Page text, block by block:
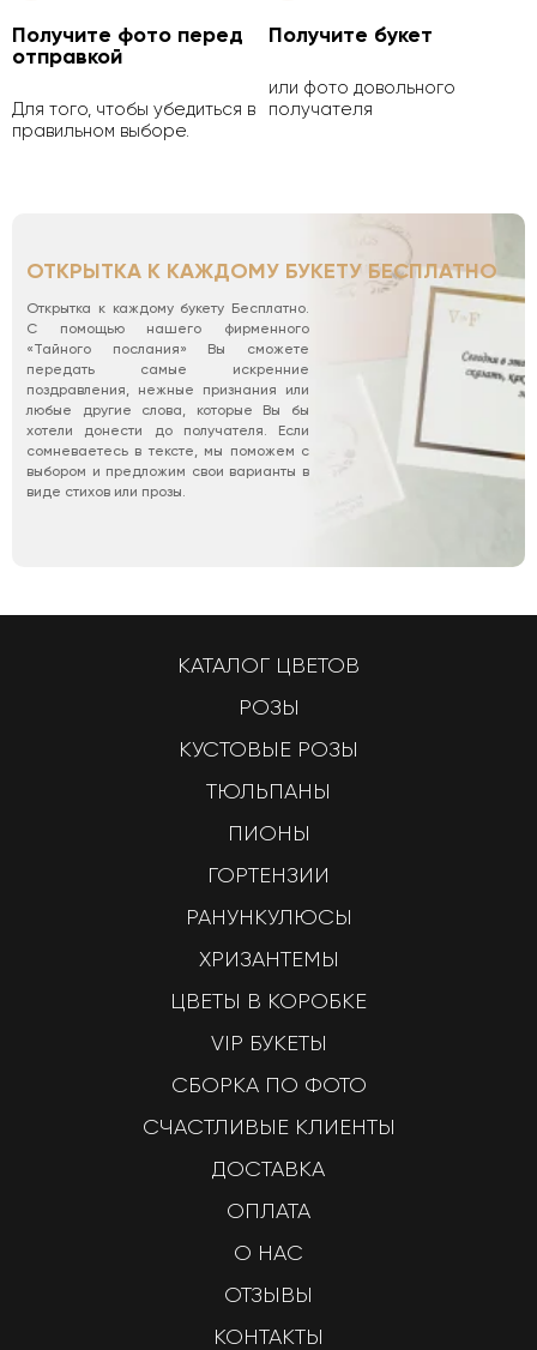
Получите фото перед
отправкой
Для того, чтобы убедиться в
правильном выборе.
Получите букет
или фото довольного
получателя
ОТКРЫТКА К КАЖДОМУ БУКЕТУ БЕСПЛАТНО
Открытка к каждому букету Бесплатно.
С помощью нашего фирменного
«Тайного послания» Вы сможете
передать самые искренние
поздравления, нежные признания или
любые другие слова, которые Вы бы
хотели донести до получателя. Если
сомневаетесь в тексте, мы поможем с
выбором и предложим свои варианты в
виде стихов или прозы.
КАТАЛОГ ЦВЕТОВ
РОЗЫ
КУСТОВЫЕ РОЗЫ
ТЮЛЬПАНЫ
ПИОНЫ
ГОРТЕНЗИИ
РАНУНКУЛЮСЫ
ХРИЗАНТЕМЫ
ЦВЕТЫ В КОРОБКЕ
VIP БУКЕТЫ
СБОРКА ПО ФОТО
СЧАСТЛИВЫЕ КЛИЕНТЫ
ДОСТАВКА
ОПЛАТА
О НАС
ОТЗЫВЫ
КОНТАКТЫ